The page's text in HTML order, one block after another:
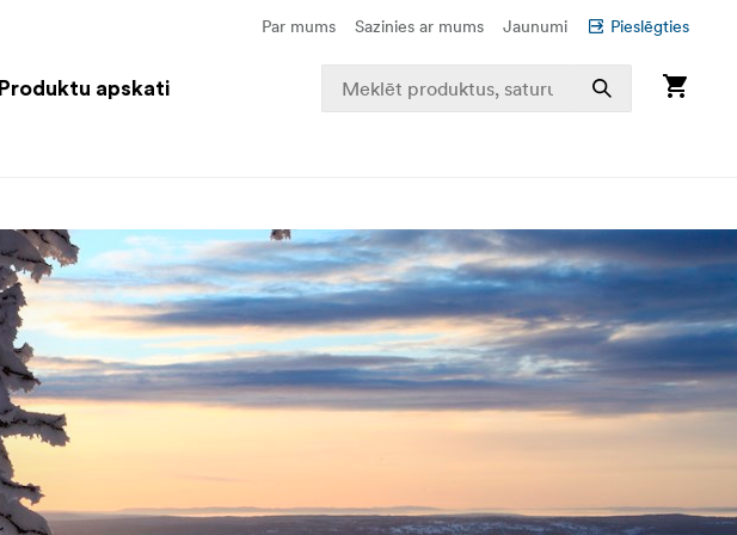
Par mums Sazinies ar mums Jaunumi Pieslēgties
Produktu apskati